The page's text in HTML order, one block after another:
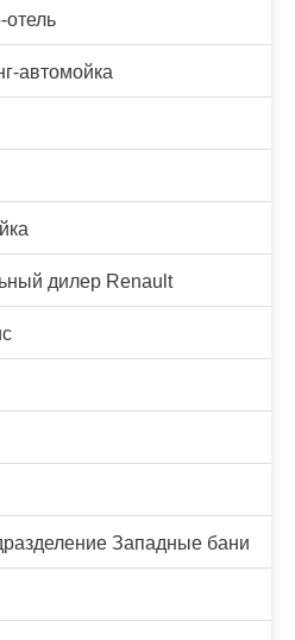
отель
автомойка
дилер Renault
Западные бани